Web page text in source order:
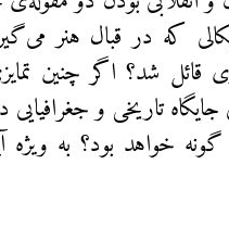
که در قبال هنر
شد؟ اگر چنین
جایگاه تاریخی و
خواهد بود؟‌ به ویژه